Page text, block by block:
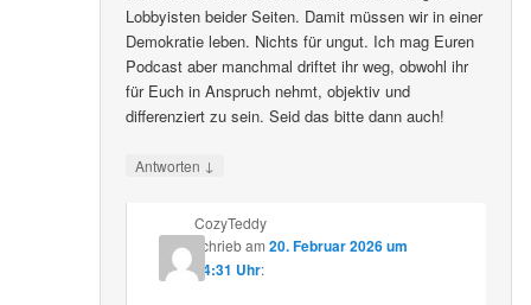
Lobbyisten beider Seiten. Damit müssen wir in einer
Demokratie leben. Nichts für ungut. Ich mag Euren
Podcast aber manchmal driftet ihr weg, obwohl ihr
für Euch in Anspruch nehmt, objektiv und
differenziert zu sein. Seid das bitte dann auch!
Antworten ↓
CozyTeddy
schriebam 20. Februar 2026 um
14:31 Uhr: